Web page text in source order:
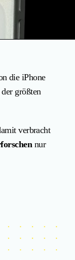
die iPhone
größten
verbracht
nur